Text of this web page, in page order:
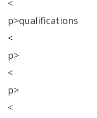
<
p>qualifications
<
p>
<
p>
<